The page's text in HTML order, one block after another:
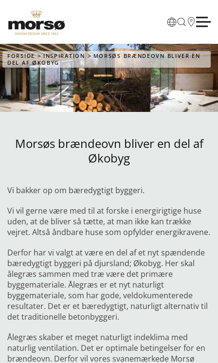
Skip to main content
FORSIDE INSPIRATION
MORSØS BRÆNDEOVN BLIVER EN
DEL AF ØKOBYG
Morsøs brændeovn bliver en del af
Økobyg
Vi bakker op om bæredygtigt byggeri.
Vi vil gernevære med til at forske i energirigtige huse
uden, at de bliver så tætte, at man ikke kan trække
vejret. Altså åndbare huse som opfylder energikravene.
Derfor har vi valgt at være en del af et nyt spændende
bæredygtigt byggeri på djursland; Økobyg. Her skal
ålegræs sammen med træ være det primære
byggemateriale. Ålegræs er et nyt naturligt
byggemateriale, som har gode, veldokumenterede
resultater. Det er et bæredygtigt, naturligt alternativ til
det traditionelle betonbyggeri.
Ålegræs skaber et meget naturligt indeklima med
naturlig ventilation. Det er optimale betingelser for en
brændeovn. Derfor vil vores svanemærkede Morsø